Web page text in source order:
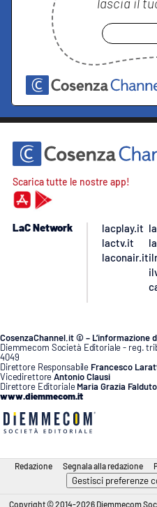
Scarica tutte le nostre app!
LaC Network
lacplay.it
lactv.it
laconair.it
CosenzaChannel.it © – L’informazione
Diemmecom Società Editoriale - reg.
4049
Direttore Responsabile Francesco
VicedirettoreAntonio Clausi
Direttore Editoriale Maria Grazia Falduto
www.diemmecom.it
Redazione Segnala alla redazione
Gestisci preferenze
Copyright © 2014-2026 Diemmecom